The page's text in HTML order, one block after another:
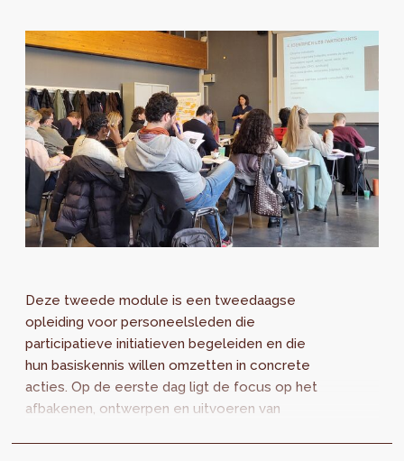
Deze tweede module is een tweedaagse
opleiding voor personeelsleden die
participatieve initiatieven begeleiden en die
hun basiskennis willen omzetten in concrete
acties. Op de eerste dag ligt de focus op het
afbakenen, ontwerpen en uitvoeren van